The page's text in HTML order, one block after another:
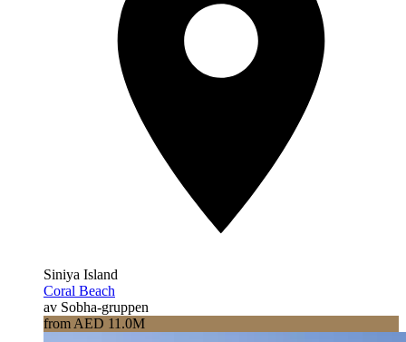
Siniya Island
Coral Beach
av Sobha-gruppen
from AED 11.0M